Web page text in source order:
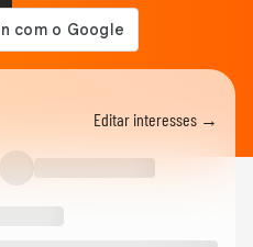
Editar interesses →